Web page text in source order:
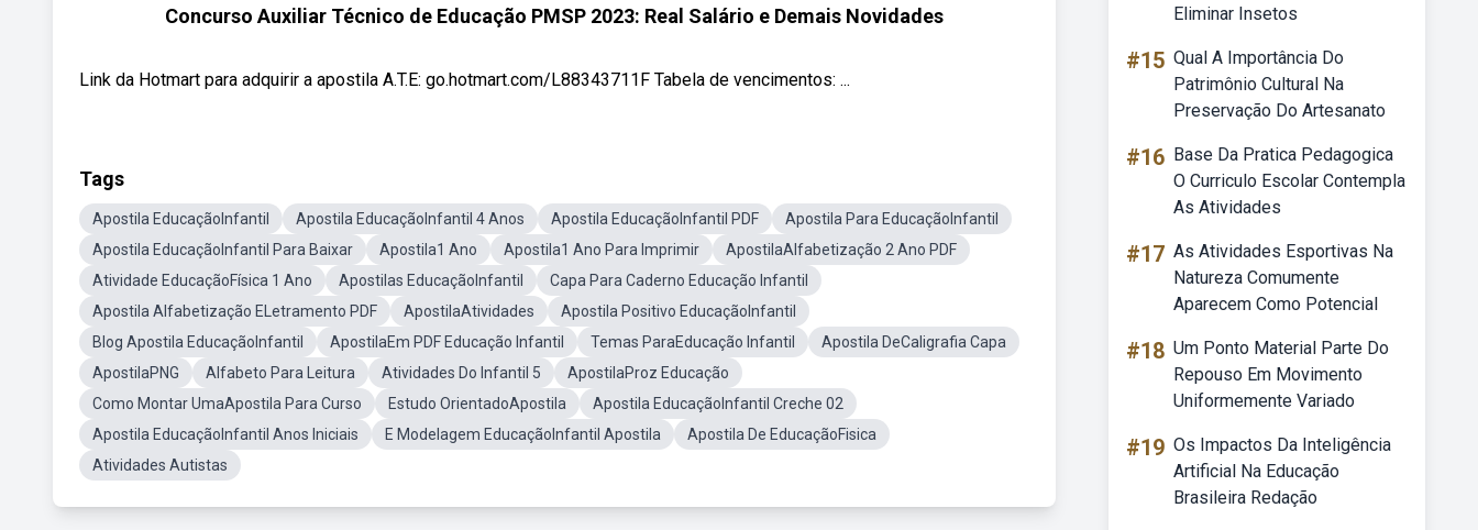
Concurso Auxiliar Técnico de Educação PMSP 2023: Real Salário e Demais Novidades
Link da Hotmart para adquirir a apostila A.T.E: go.hotmart.com/L88343711F Tabela de vencimentos: ...
Tags
Apostila EducaçãoInfantil Apostila EducaçãoInfantil 4 Anos Apostila EducaçãoInfantil PDF
Apostila Para EducaçãoInfantil
Apostila EducaçãoInfantil Para Baixar
Apostila1 Ano Apostila1 Ano Para Imprimir
ApostilaAlfabetização 2 Ano PDF
Atividade EducaçãoFísica 1 Ano
Apostilas EducaçãoInfantil
Capa Para Caderno Educação Infantil
Apostila Alfabetização ELetramento PDF
ApostilaAtividades
Apostila Positivo EducaçãoInfantil
Blog Apostila EducaçãoInfantil
ApostilaEm PDF Educação Infantil Temas ParaEducação Infantil
Apostila DeCaligrafia Capa
ApostilaPNG
Alfabeto Para Leitura Atividades Do Infantil 5
ApostilaProz Educação
Como Montar UmaApostila Para Curso
Estudo OrientadoApostila
Apostila EducaçãoInfantil Creche 02
Apostila EducaçãoInfantil Anos Iniciais
E Modelagem EducaçãoInfantil Apostila
Apostila De EducaçãoFisica
Atividades Autistas
Eliminar Insetos
#15 Qual A Importância Do
Patrimônio Cultural Na
Preservação Do Artesanato
#16 Base Da Pratica Pedagogica
O Curriculo Escolar Contempla
As Atividades
#17 As Atividades Esportivas Na
Natureza Comumente
Aparecem Como Potencial
#18 Um Ponto Material Parte Do
Repouso Em Movimento
Uniformemente Variado
#19 Os Impactos Da Inteligência
Artificial Na Educação
Brasileira Redação